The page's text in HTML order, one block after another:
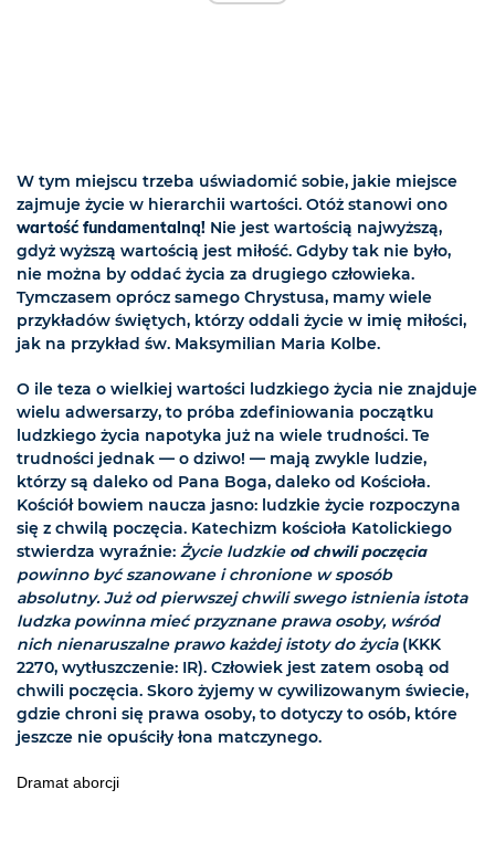
W tym miejscu trzeba uświadomić sobie, jakie miejsce
zajmuje życie w hierarchii wartości. Otóż stanowi ono
wartość fundamentalną! Nie jest wartością najwyższą,
gdyż wyższą wartością jest miłość. Gdyby tak nie było,
nie można by oddać życia za drugiego człowieka.
Tymczasem oprócz samego Chrystusa, mamy wiele
przykładów świętych, którzy oddali życie w imię miłości,
jak na przykład św. Maksymilian Maria Kolbe.
O ile teza o wielkiej wartości ludzkiego życia nie znajduje
wielu adwersarzy, to próba zdefiniowania początku
ludzkiego życia napotyka już na wiele trudności. Te
trudności jednak — o dziwo! — mają zwykle ludzie,
którzy są daleko od Pana Boga, daleko od Kościoła.
Kościół bowiem naucza jasno: ludzkie życie rozpoczyna
się z chwilą poczęcia. Katechizm kościoła Katolickiego
stwierdza wyraźnie: Życie ludzkie od chwili poczęcia
powinno być szanowane i chronione w sposób
absolutny. Już od pierwszej chwili swego istnienia istota
ludzka powinna mieć przyznane prawa osoby, wśród
nich nienaruszalne prawo każdej istoty do życia (KKK
2270, wytłuszczenie: IR). Człowiek jest zatem osobą od
chwili poczęcia. Skoro żyjemy w cywilizowanym świecie,
gdzie chroni się prawa osoby, to dotyczy to osób, które
jeszcze nie opuściły łona matczynego.
Dramat aborcji